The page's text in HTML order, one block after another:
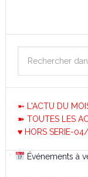
➼ L'ACTU DU
➽ TOUTES LES
♥ HORS SERIE-
Événements à